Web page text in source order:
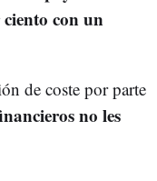
con un
de coste por parte
no les